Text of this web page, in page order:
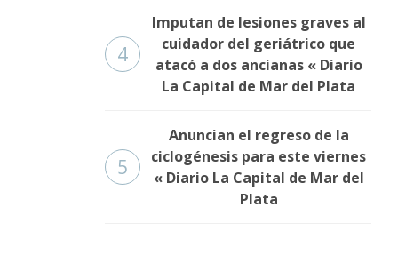
4
Imputan de lesiones graves al
cuidador del geriátrico que
atacó a dos ancianas « Diario
La Capital de Mar del Plata
5
Anuncian el regreso de la
ciclogénesis para este viernes
« Diario La Capital de Mar del
Plata